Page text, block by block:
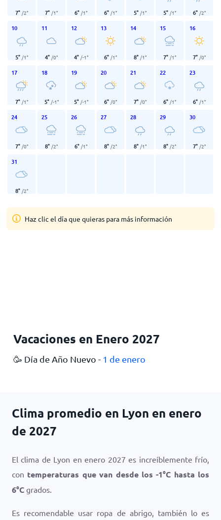
7° /2° 7° /1° 6° /1° 6° /1° 5° /1° 5° /1° 6° /2°
10
5° /1°
11
4° /0°
12
4° /-1°
13
6° /1°
14
8° /1°
15
7° /1°
16
7° /0°
17
7° /1°
18
5° /-1°
19
5° /-1°
20
6° /0°
21
7° /0°
22
6° /1°
23
6° /1°
24
7° /0°
25
8° /2°
26
6° /1°
27
8° /2°
28
8° /1°
29
8° /2°
30
7° /2°
31
8° /2°
Haz clic el día que quieras para más información
Vacaciones en Enero 2027
🥳 Día de Año Nuevo - 1 de enero
Clima promedio en Lyon en enero
de 2027
El clima de Lyon en enero 2027 es increíblemente frío,
con temperaturas que van desde los-1°C hasta los
6°C grados.
Es recomendable usar ropa de abrigo, también lo es